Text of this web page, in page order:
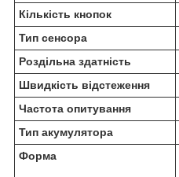
Кількість кнопок
Тип сенсора
Роздільна здатність
Швидкість відстеження
Частота опитування
Тип акумулятора
Форма